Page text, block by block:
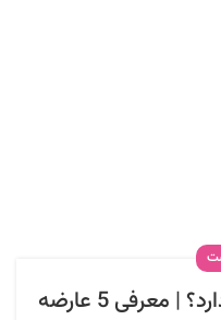
معرفی 5 عارضه